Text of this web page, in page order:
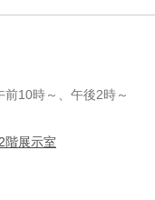
10時～、午後2時～
展示室